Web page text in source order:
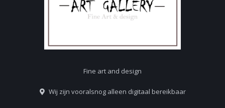
Fine art and design
Wij zijn vooralsnog alleen digitaal bereikbaar